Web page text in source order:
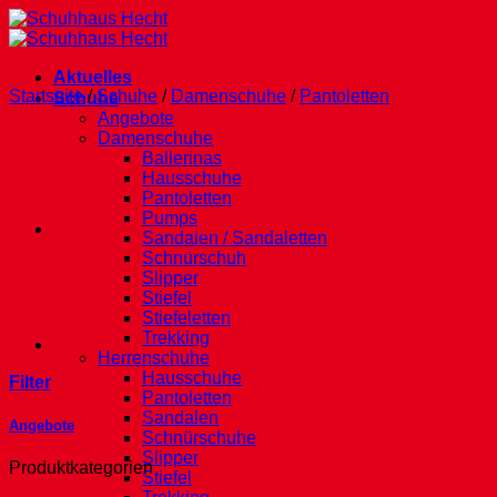
Zum
Inhalt
Aktuelles
Schuhe
Angebote
Damenschuhe
Ballerinas
Hausschuhe
Pantoletten
Pumps
Sandalen / Sandaletten
Schnürschuh
Slipper
Stiefel
Stiefeletten
Trekking
Herrenschuhe
Hausschuhe
Pantoletten
Sandalen
Schnürschuhe
Slipper
Stiefel
Startseite / Schuhe / Damenschuhe / Pantoletten
Filter
Angebote
Produktkategorien